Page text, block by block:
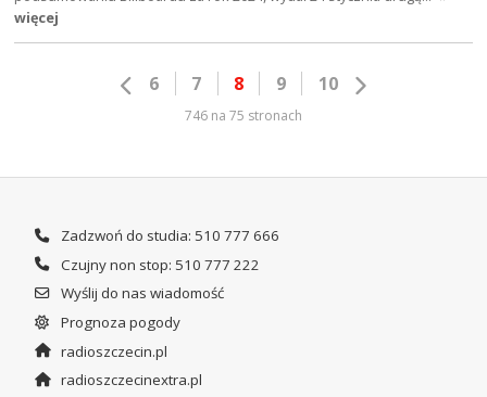
więcej
6 7 8 9 10
746 na 75 stronach
Zadzwoń do studia: 510 777 666
Czujny non stop: 510 777 222
Wyślij do nas wiadomość
Prognoza pogody
radioszczecin.pl
radioszczecinextra.pl